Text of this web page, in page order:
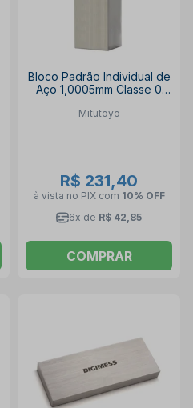
Bloco Padrão Individual de
Aço 1,0005mm Classe 0
611520-021 MITUTOYO
Mitutoyo
R$ 231,40
à vista no PIX com 10% OFF
6x de R$ 42,85
COMPRAR